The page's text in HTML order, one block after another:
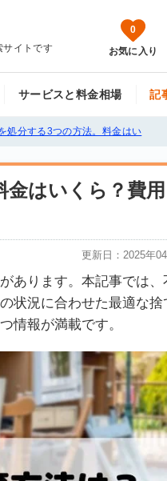
サイトです
0
お気に入り
サービスと料金相場 記
処分する3つの方法。料金はい
金はいくら？費
更新日： 2025年
あります。本記事では、
状況に合わせた最適な捨
情報が満載です。